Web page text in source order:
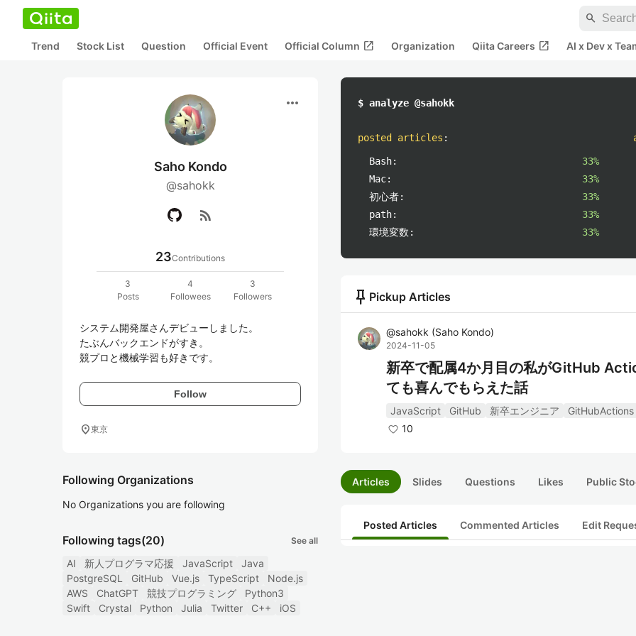
search
Trend Stock List Question Official Event Official Column open_in_new Organization Qiita Careers open_in_new AI x Dev x
more_horiz
Saho Kondo
@sahokk
rss_feed
23Contributions
3
Posts
4
Followees
3
Followers
システム開発屋さんデビューしました。
たぶんバックエンドがすき。
競プロと機械学習も好きです。
Follow
location_on東京
Following Organizations
No Organizations you are following
Following tags(20) See all
AI 新人プログラマ応援 JavaScript
Java
PostgreSQL
GitHub Vue.js TypeScript
Node.js
AWS
ChatGPT 競技プログラミング
Python3
Swift
Crystal Python Julia Twitter C++ iOS
$ analyze @sahokk
posted articles :
Bash:
33%
Mac:
33%
初心者:
33%
path:
33%
環境変数:
33%
push_pin Pickup Articles
@sahokk (Saho Kondo)
2024-11-05
新卒で配属4か月目の私がGitHub
ても喜んでもらえた話
JavaScript GitHub 新卒エンジニア
GitHubActions
10
Articles Slides Questions Likes Public
Posted Articles Commented Articles Edit